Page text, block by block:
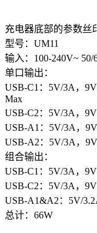
充电器底部的参数丝
型号：UM11
输入：100-240V~ 50/
单口输出：
USB-C1：5V/3A，
Max
USB-C2：5V/3A，
USB-A1：5V/3A，
USB-A2：5V/3A，
组合输出：
USB-C1：5V/3A，
USB-C2：5V/3A，
USB-A1&A2：5V/
总计：66W